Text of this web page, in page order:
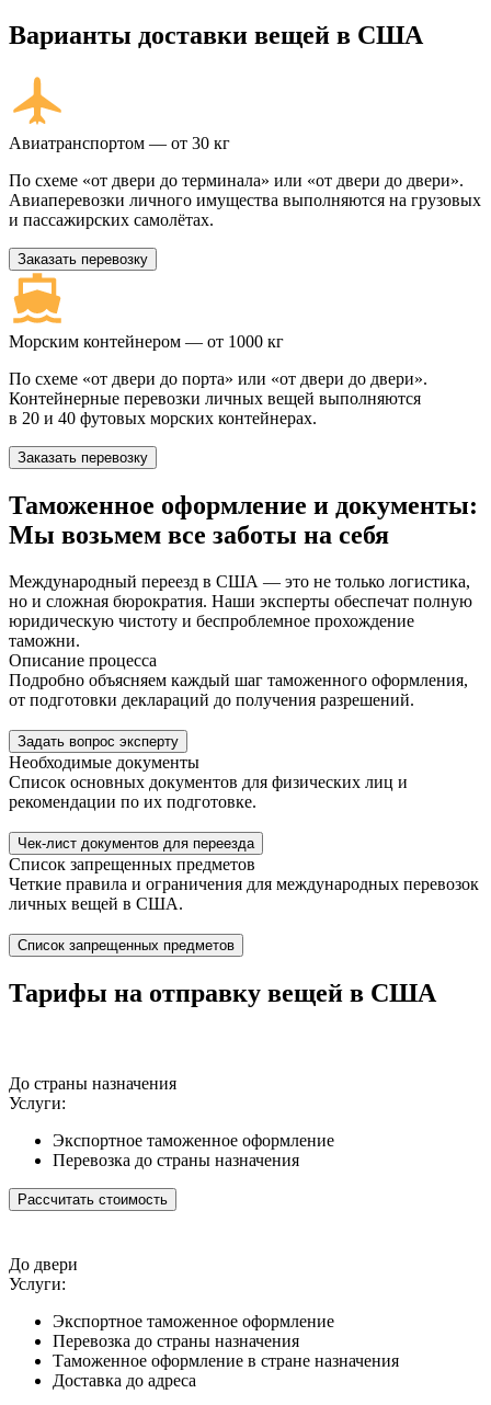
Варианты доставки вещей в США
Авиатранспортом — от 30 кг
По схеме «от двери до терминала» или «от двери до двери».
Авиаперевозки личного имущества выполняются на грузовых
и пассажирских самолётах.
Заказать перевозку
Морским контейнером — от 1000 кг
По схеме «от двери до порта» или «от двери до двери».
Контейнерные перевозки личных вещей выполняются
в 20 и 40 футовых морских контейнерах.
Заказать перевозку
Таможенное оформление и документы:
Мы возьмем все заботы на себя
Международный переезд в США — это не только логистика,
но и сложная бюрократия. Наши эксперты обеспечат полную
юридическую чистоту и беспроблемное прохождение
таможни.
Описание процесса
Подробно объясняем каждый шаг таможенного оформления,
от подготовки деклараций до получения разрешений.
Задать вопрос эксперту
Необходимые документы
Список основных документов для физических лиц и
рекомендации по их подготовке.
Чек-лист документов для переезда
Список запрещенных предметов
Четкие правила и ограничения для международных перевозок
личных вещей в США.
Список запрещенных предметов
Тарифы на отправку вещей в США
До страны назначения
Услуги:
Экспортное таможенное оформление
Перевозка до страны назначения
Рассчитать стоимость
До двери
Услуги:
Экспортное таможенное оформление
Перевозка до страны назначения
Таможенное оформление в стране назначения
Доставка до адреса